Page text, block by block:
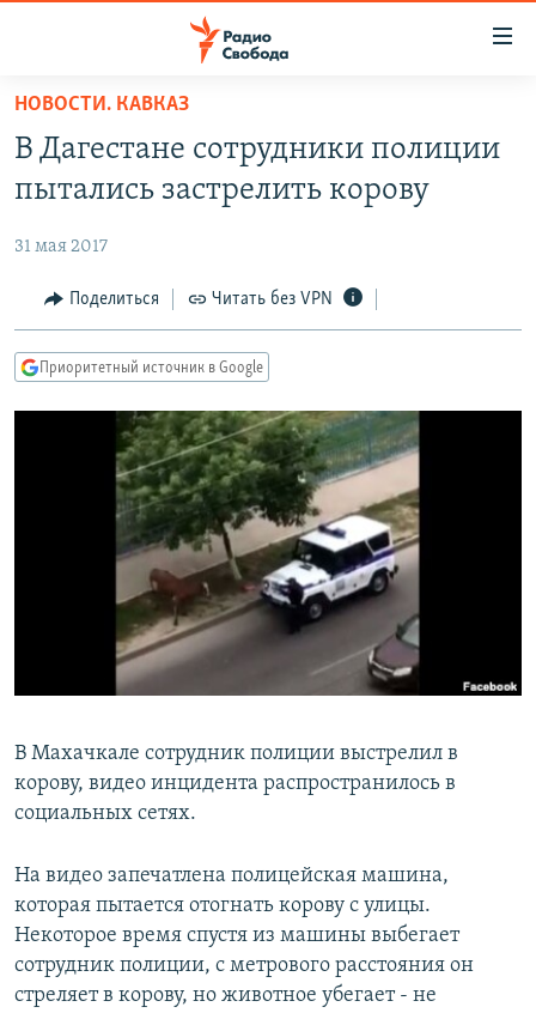
упрощенного
доступа
основному
Вернутся
главной
навигации
Вернутся
ПОДКАСТЫ
АВТОРСКИЕ ПРОЕКТЫ
ЦИТАТЫ СВОБОДЫ
МНЕНИЯ
IDEL.РЕАЛИИ
КАВКАЗ.РЕАЛИИ
СЕВЕР.РЕАЛИИ
СИБИРЬ.РЕАЛИИ
РАСПИСАНИЕ ВЕЩАНИЯ
ПОДПИШИТЕСЬ НА РАССЫЛКУ
СОЦИАЛЬНЫЕ СЕТИ
Все сайты РСЕ/РС
НОВОСТИ. КАВКАЗ
В Дагестане сотрудники полиции
пытались застрелить корову
31 мая 2017
Поделиться Читать без VPN
Приоритетный источник в Google
В Махачкале сотрудник полиции выстрелил в
корову, видео инцидента распространилось в
социальных сетях.
На видео запечатлена полицейская машина,
которая пытается отогнать корову с улицы.
Некоторое время спустя из машины выбегает
сотрудник полиции, с метрового расстояния он
стреляет в корову, но животное убегает - не